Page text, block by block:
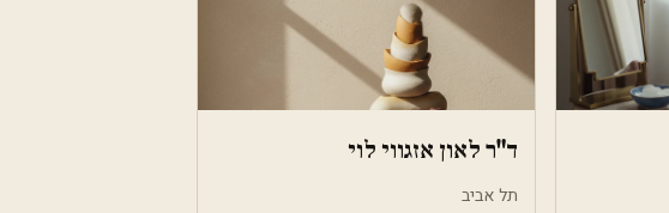
ד"ר לאון אזגווי לוי
תל אביב